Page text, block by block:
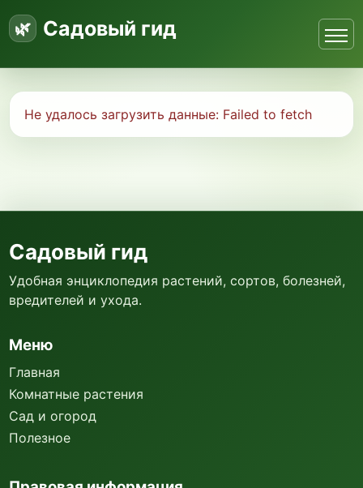
Садовый гид
Не удалось загрузить данные: Failed to fetch
Садовый гид
Удобная энциклопедия растений, сортов, болезней,
вредителей и ухода.
Меню
Главная
Комнатные растения
Сад и огород
Полезное